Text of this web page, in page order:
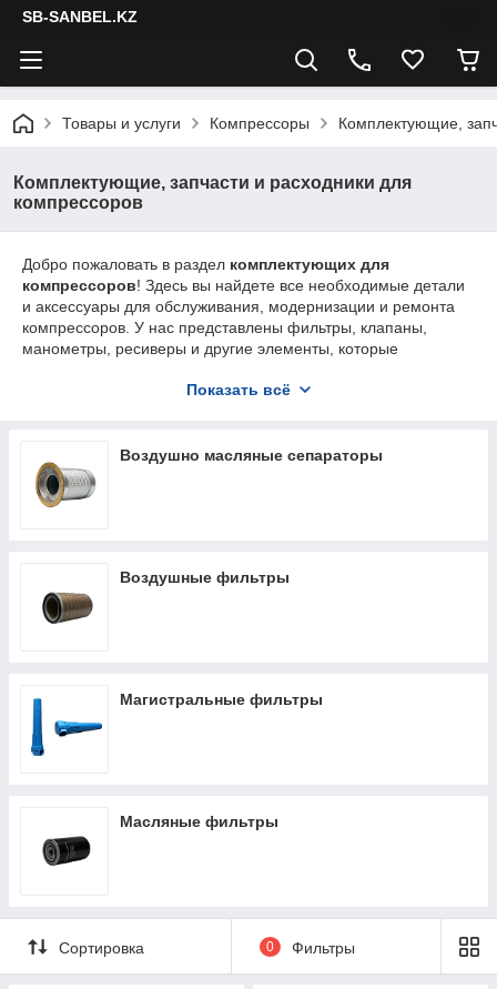
SB-SANBEL.KZ
Товары и услуги Компрессоры Комплектующие,
Комплектующие, запчасти и расходники для
компрессоров
Добро пожаловать в раздел комплектующих для
компрессоров! Здесь вы найдете все необходимые детали
и аксессуары для обслуживания, модернизации и ремонта
компрессоров. У нас представлены фильтры, клапаны,
манометры, ресиверы и другие элементы, которые
Показать всё
Воздушно масляные сепараторы
Воздушные фильтры
Магистральные фильтры
Масляные фильтры
Сортировка 0 Фильтры